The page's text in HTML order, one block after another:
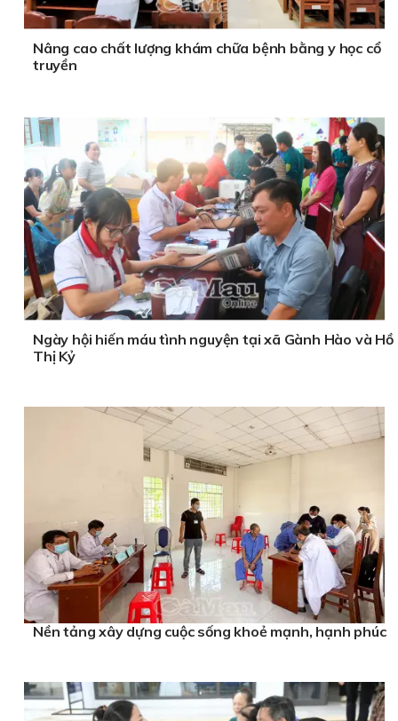
Nâng cao chất lượng khám chữa bệnh bằng y học cổ
truyền
Ngày hội hiến máu tình nguyện tại xã Gành Hào và Hồ
Thị Kỷ
Nền tảng xây dựng cuộc sống khoẻ mạnh, hạnh phúc